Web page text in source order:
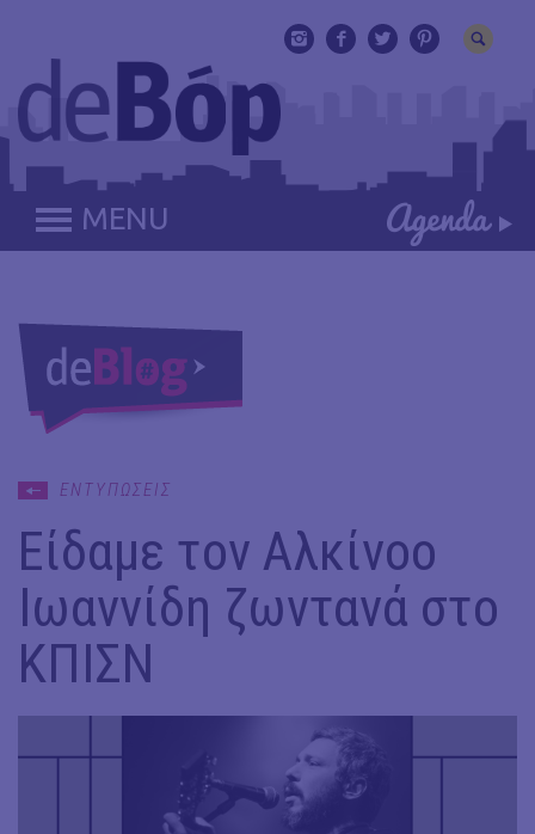
MENU
ΕΝΤΥΠΩΣΕΙΣ
Είδαμε τον Αλκίνοο
Ιωαννίδη ζωντανά στο
ΚΠΙΣΝ